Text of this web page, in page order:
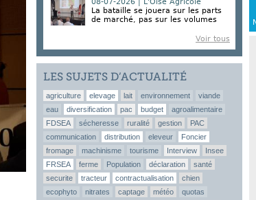
La bataille se jouera sur les parts
de marché, pas sur les volumes
Voir tous
LES SUJETS D’ACTUALITÉ
agriculture elevage lait environnement
viande
eau
diversification pac budget
agroalimentaire
FDSEA
sécheresse ruralité gestion
PAC
communication
distribution eleveur
Foncier
fromage
machinisme tourisme Interview
Insee
FRSEA
ferme Population déclaration
santé
securite
tracteur contractualisation
chien
ecophyto
nitrates captage météo
quotas